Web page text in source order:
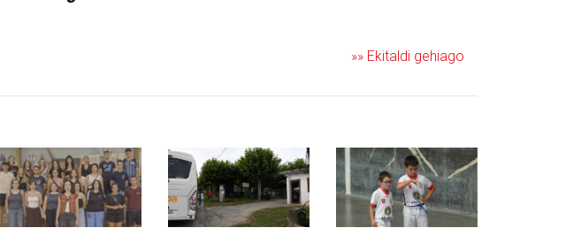
»» Ekitaldi gehiago